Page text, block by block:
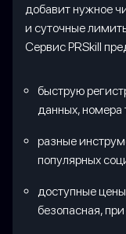
добавит нужное
и суточные
Сервис PRSkill
быструю
данных, номера
разные
популярных
доступные
безопасная,